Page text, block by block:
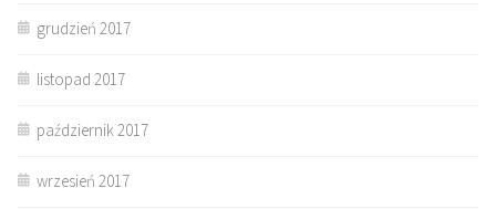
grudzień 2017
listopad 2017
październik 2017
wrzesień 2017